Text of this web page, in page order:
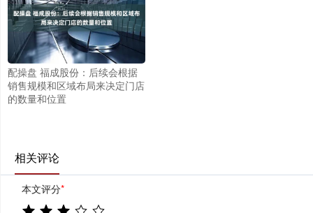
配操盘 福成股份：后续会根据
销售规模和区域布局来决定门店
的数量和位置
相关评论
本文评分*